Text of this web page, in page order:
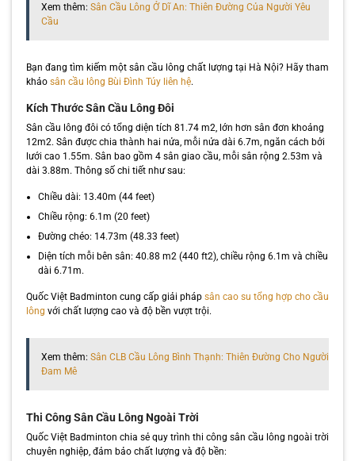
Xem thêm: Sân Cầu Lông Ở Dĩ An: Thiên Đường Của Người Yêu
Cầu
Bạn đang tìm kiếm một sân cầu lông chất lượng tại Hà Nội? Hãy tham
khảo sân cầu lông Bùi Đình Túy liên hệ.
Kích Thước Sân Cầu Lông Đôi
Sân cầu lông đôi có tổng diện tích 81.74 m2, lớn hơn sân đơn khoảng
12m2. Sân được chia thành hai nửa, mỗi nửa dài 6.7m, ngăn cách bởi
lưới cao 1.55m. Sân bao gồm 4 sân giao cầu, mỗi sân rộng 2.53m và
dài 3.88m. Thông số chi tiết như sau:
Chiều dài: 13.40m (44 feet)
Chiều rộng: 6.1m (20 feet)
Đường chéo: 14.73m (48.33 feet)
Diện tích mỗi bên sân: 40.88 m2 (440 ft2), chiều rộng 6.1m và chiều
dài 6.71m.
Quốc Việt Badminton cung cấp giải pháp sân cao su tổng hợp cho cầu
lông với chất lượng cao và độ bền vượt trội.
Xem thêm: Sân CLB Cầu Lông Bình Thạnh: Thiên Đường Cho Người
Đam Mê
Thi Công Sân Cầu Lông Ngoài Trời
Quốc Việt Badminton chia sẻ quy trình thi công sân cầu lông ngoài trời
chuyên nghiệp, đảm bảo chất lượng và độ bền: